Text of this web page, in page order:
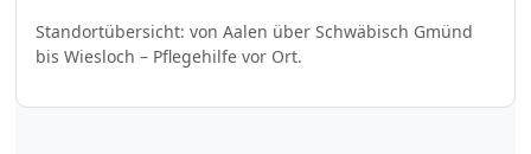
Standortübersicht: von Aalen über Schwäbisch Gmünd
bis Wiesloch – Pflegehilfe vor Ort.